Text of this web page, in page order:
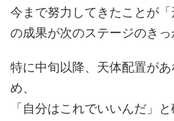
今まで努力してきたことが
の成果が次のステージのきっ
特に中旬以降、天体配置があ
め、
「自分はこれでいいんだ」